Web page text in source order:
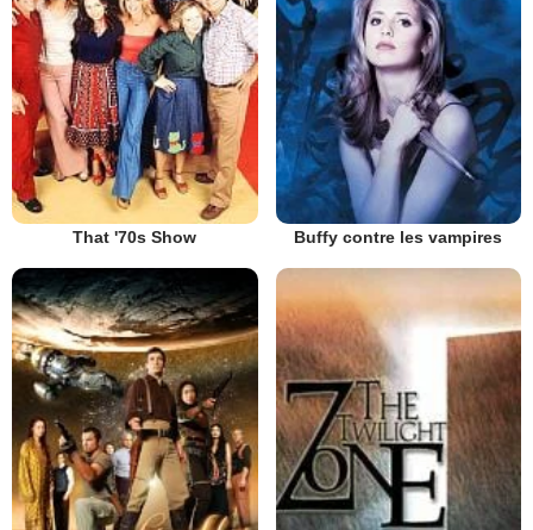
That '70s Show Buffy contre les vampires